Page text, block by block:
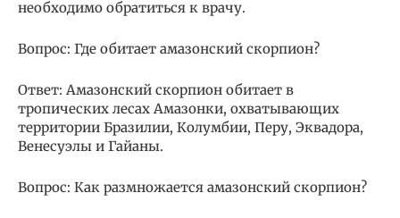
необходимо обратиться к врачу.
Вопрос: Где обитает амазонский скорпион?
Ответ: Амазонский скорпион обитает в
тропических лесах Амазонки, охватывающих
территории Бразилии, Колумбии, Перу, Эквадора,
Венесуэлы и Гайаны.
Вопрос: Как размножается амазонский скорпион?